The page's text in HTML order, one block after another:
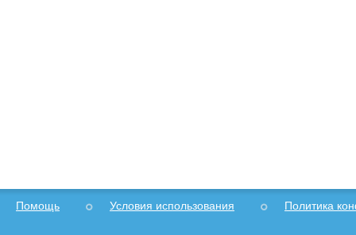
Помощь Условия использования Политика